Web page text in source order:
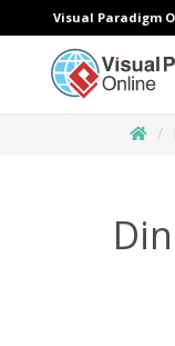
Visual Paradigm